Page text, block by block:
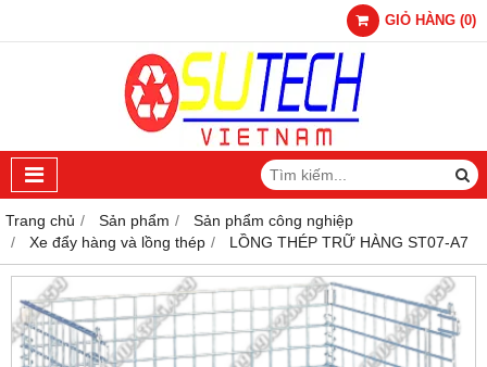
GIỎ HÀNG (0)
Trang chủ Sản phẩm
Sản phẩm công nghiệp
Xe đẩy hàng và lồng thép
LỒNG THÉP TRỮ HÀNG ST07-A7